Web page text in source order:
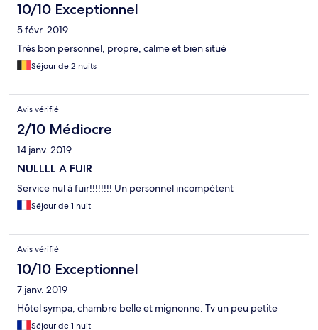
10/10 Exceptionnel
5 févr. 2019
Très bon personnel, propre, calme et bien situé
Séjour de 2 nuits
Avis vérifié
2/10 Médiocre
14 janv. 2019
NULLLL A FUIR
Service nul à fuir!!!!!!!! Un personnel incompétent
Séjour de 1 nuit
Avis vérifié
10/10 Exceptionnel
7 janv. 2019
Hôtel sympa, chambre belle et mignonne. Tv un peu petite
Séjour de 1 nuit